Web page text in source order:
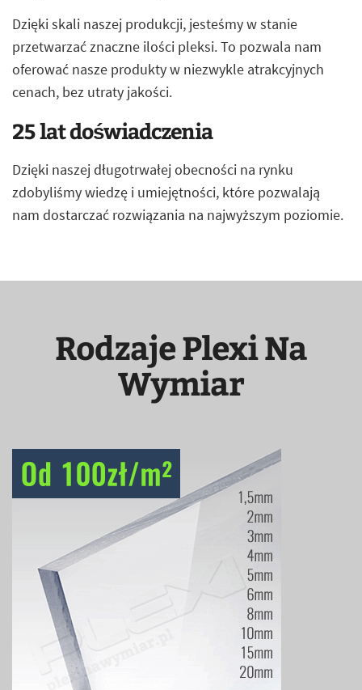
Dzięki skali naszej produkcji, jesteśmy w stanie
przetwarzać znaczne ilości pleksi. To pozwala nam
oferować nasze produkty w niezwykle atrakcyjnych
cenach, bez utraty jakości.
25 lat doświadczenia
Dzięki naszej długotrwałej obecności na rynku
zdobyliśmy wiedzę i umiejętności, które pozwalają
nam dostarczać rozwiązania na najwyższym poziomie.
Rodzaje Plexi Na
Wymiar